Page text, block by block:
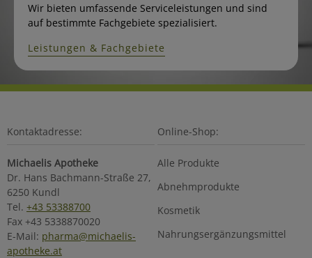
Wir bieten umfassende Serviceleistungen und sind
auf bestimmte Fachgebiete spezialisiert.
Leistungen & Fachgebiete
Kontaktadresse:
Michaelis Apotheke
Dr. Hans Bachmann-Straße 27,
6250 Kundl
Tel. +43 53388700
Fax +43 5338870020
E-Mail: pharma@michaelis-
apotheke.at
Online-Shop:
Alle Produkte
Abnehmprodukte
Kosmetik
Nahrungsergänzungsmittel